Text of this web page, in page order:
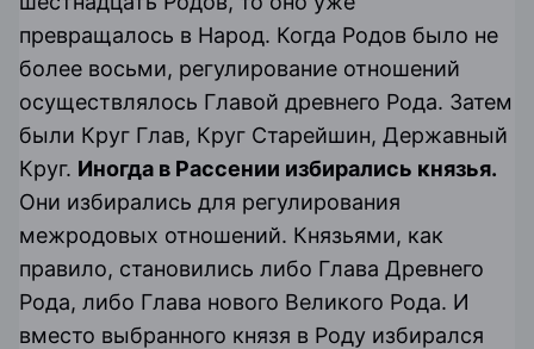
превращалось в Народ. Когда Родов было не
более восьми, регулирование отношений
осуществлялось Главой древнего Рода. Затем
были Круг Глав, Круг Старейшин, Державный
Круг. Иногда в Рассении избирались князья.
Они избирались для регулирования
межродовых отношений. Князьями, как
правило, становились либо Глава Древнего
Рода, либо Глава нового Великого Рода. И
вместо выбранного князя в Роду избирался